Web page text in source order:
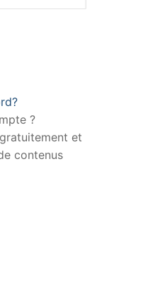
?
gratuitement et
contenus